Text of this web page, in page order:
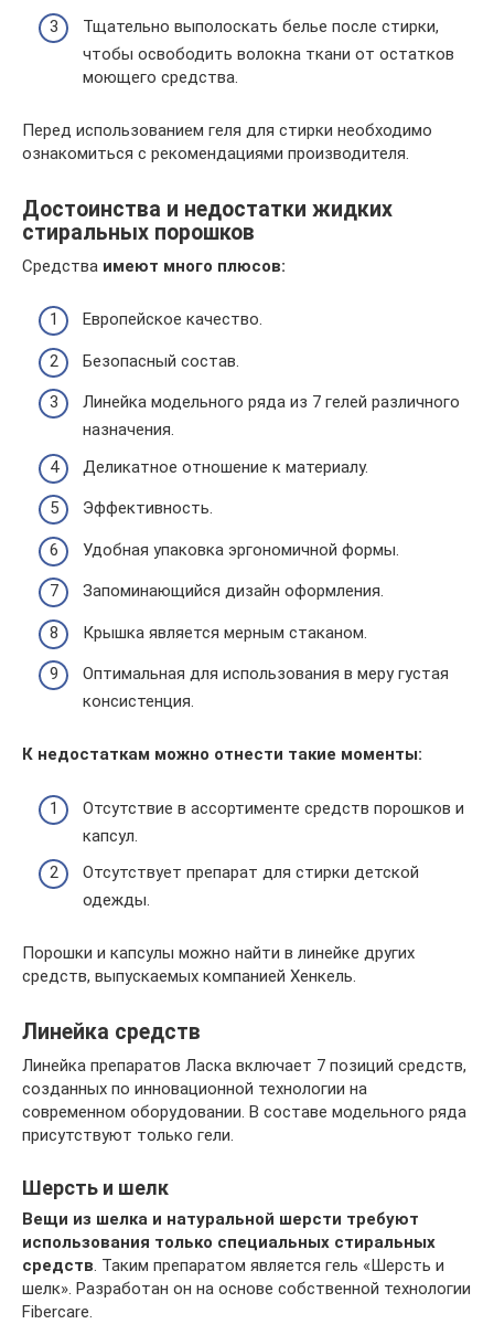
Тщательно выполоскать белье после стирки,
чтобы освободить волокна ткани от остатков
моющего средства.
Перед использованием геля для стирки необходимо
ознакомиться с рекомендациями производителя.
Достоинства и недостатки жидких
стиральных порошков
Средства имеют много плюсов:
Европейское качество.
Безопасный состав.
Линейка модельного ряда из 7 гелей различного
назначения.
Деликатное отношение к материалу.
Эффективность.
Удобная упаковка эргономичной формы.
Запоминающийся дизайн оформления.
Крышка является мерным стаканом.
Оптимальная для использования в меру густая
консистенция.
К недостаткам можно отнести такие моменты:
Отсутствие в ассортименте средств порошков и
капсул.
Отсутствует препарат для стирки детской
одежды.
Порошки и капсулы можно найти в линейке других
средств, выпускаемых компанией Хенкель.
Линейка средств
Линейка препаратов Ласка включает 7 позиций средств,
созданных по инновационной технологии на
современном оборудовании. В составе модельного ряда
присутствуют только гели.
Шерсть и шелк
Вещи из шелка и натуральной шерсти требуют
использования только специальных стиральных
средств. Таким препаратом является гель «Шерсть и
шелк». Разработан он на основе собственной технологии
Fibercare.